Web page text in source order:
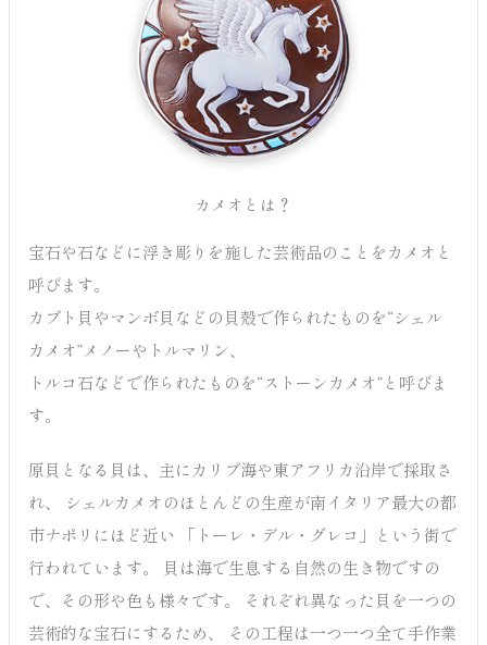
カメオとは？
宝石や石などに浮き彫りを施した芸術品のことをカメオと
呼びます。
カブト貝やマンボ貝などの貝殻で作られたものを“シェル
カメオ”メノーやトルマリン、
トルコ石などで作られたものを“ストーンカメオ”と呼びま
す。
原貝となる貝は、主にカリブ海や東アフリカ沿岸で採取さ
れ、 シェルカメオのほとんどの生産が南イタリア最大の都
市ナポリにほど近い 「トーレ・デル・グレコ」という街で
行われています。 貝は海で生息する自然の生き物ですの
で、その形や色も様々です。 それぞれ異なった貝を一つの
芸術的な宝石にするため、 その工程は一つ一つ全て手作業